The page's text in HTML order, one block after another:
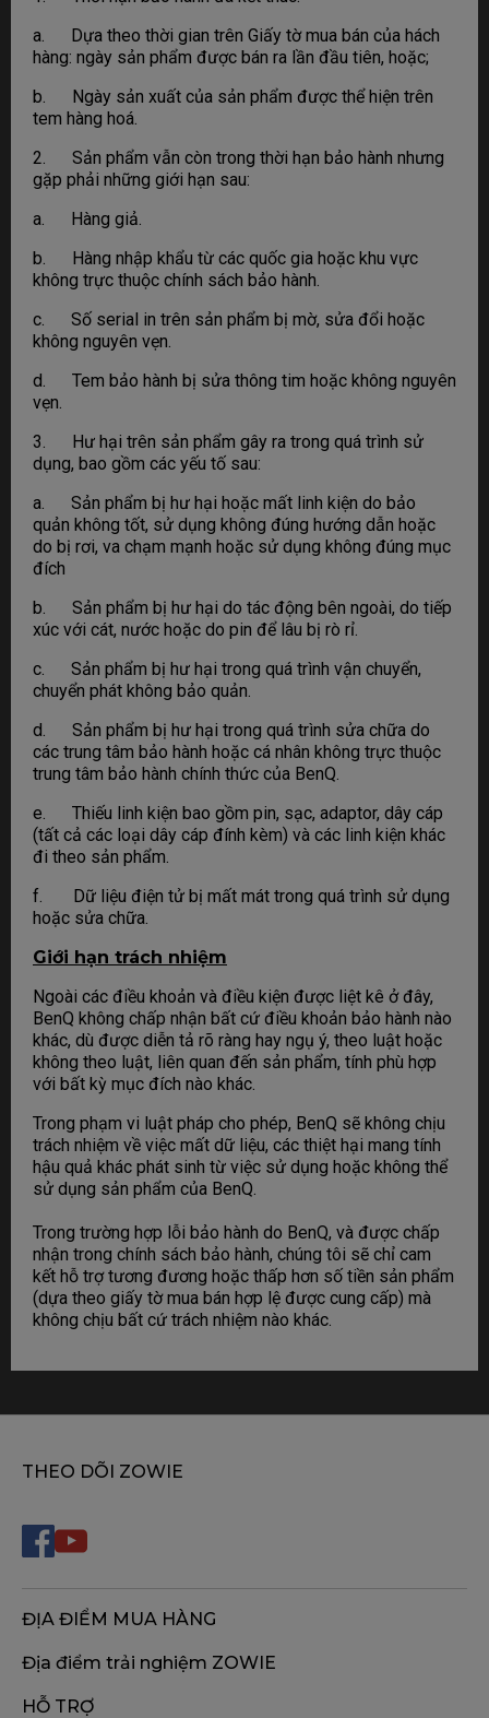
a. Dựa theo thời gian trên Giấy tờ mua bán của hách
hàng: ngày sản phẩm được bán ra lần đầu tiên, hoặc;
b. Ngày sản xuất của sản phẩm được thể hiện trên
tem hàng hoá.
2. Sản phẩm vẫn còn trong thời hạn bảo hành nhưng
gặp phải những giới hạn sau:
a. Hàng giả.
b. Hàng nhập khẩu từ các quốc gia hoặc khu vực
không trực thuộc chính sách bảo hành.
c. Số serial in trên sản phẩm bị mờ, sửa đổi hoặc
không nguyên vẹn.
d. Tem bảo hành bị sửa thông tim hoặc không nguyên
vẹn.
3. Hư hại trên sản phẩm gây ra trong quá trình sử
dụng, bao gồm các yếu tố sau:
a. Sản phẩm bị hư hại hoặc mất linh kiện do bảo
quản không tốt, sử dụng không đúng hướng dẫn hoặc
do bị rơi, va chạm mạnh hoặc sử dụng không đúng mục
đích
b. Sản phẩm bị hư hại do tác động bên ngoài, do tiếp
xúc với cát, nước hoặc do pin để lâu bị rò rỉ.
c. Sản phẩm bị hư hại trong quá trình vận chuyển,
chuyển phát không bảo quản.
d. Sản phẩm bị hư hại trong quá trình sửa chữa do
các trung tâm bảo hành hoặc cá nhân không trực thuộc
trung tâm bảo hành chính thức của BenQ.
e. Thiếu linh kiện bao gồm pin, sạc, adaptor, dây cáp
(tất cả các loại dây cáp đính kèm) và các linh kiện khác
đi theo sản phẩm.
f. Dữ liệu điện tử bị mất mát trong quá trình sử dụng
hoặc sửa chữa.
Giới hạn trách nhiệm
Ngoài các điều khoản và điều kiện được liệt kê ở đây,
BenQ không chấp nhận bất cứ điều khoản bảo hành nào
khác, dù được diễn tả rõ ràng hay ngụ ý, theo luật hoặc
không theo luật, liên quan đến sản phẩm, tính phù hợp
với bất kỳ mục đích nào khác.
Trong phạm vi luật pháp cho phép, BenQ sẽ không chịu
trách nhiệm về việc mất dữ liệu, các thiệt hại mang tính
hậu quả khác phát sinh từ việc sử dụng hoặc không thể
sử dụng sản phẩm của BenQ.
Trong trường hợp lỗi bảo hành do BenQ, và được chấp
nhận trong chính sách bảo hành, chúng tôi sẽ chỉ cam
kết hỗ trợ tương đương hoặc thấp hơn số tiền sản phẩm
(dựa theo giấy tờ mua bán hợp lệ được cung cấp) mà
không chịu bất cứ trách nhiệm nào khác.
THEO DÕI ZOWIE
ĐỊA ĐIỂM MUA HÀNG
Địa điểm trải nghiệm ZOWIE
HỖ TRỢ